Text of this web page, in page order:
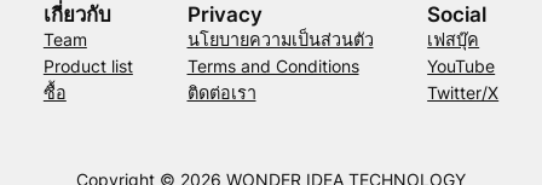
เกี่ยวกับ
Team
Product list
ซื้อ
Privacy
นโยบายความเป็นส่วนตัว
Terms and Conditions
ติดต่อเรา
Social
เฟสบุ๊ค
YouTube
Twitter/X
Copyright © 2026 WONDER IDEA TECHNOLOGY